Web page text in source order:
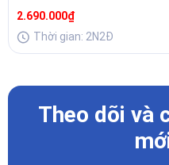
2.690.000₫
Thời gian: 2N2Đ
Theo dõi và